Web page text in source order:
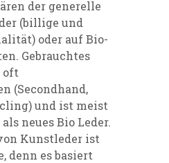
der generelle
(billige und
oder auf Bio-
Gebrauchtes
oft
(Secondhand,
und ist meist
neues Bio Leder.
Kunstleder ist
denn es basiert